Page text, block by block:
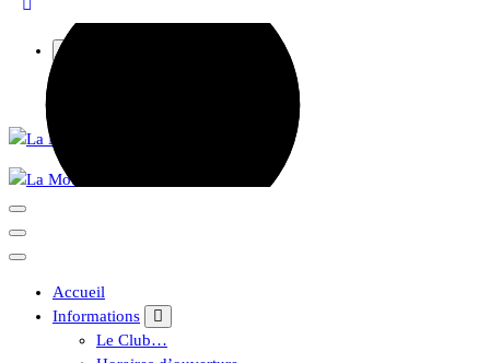
Accueil
Informations
Le Club…